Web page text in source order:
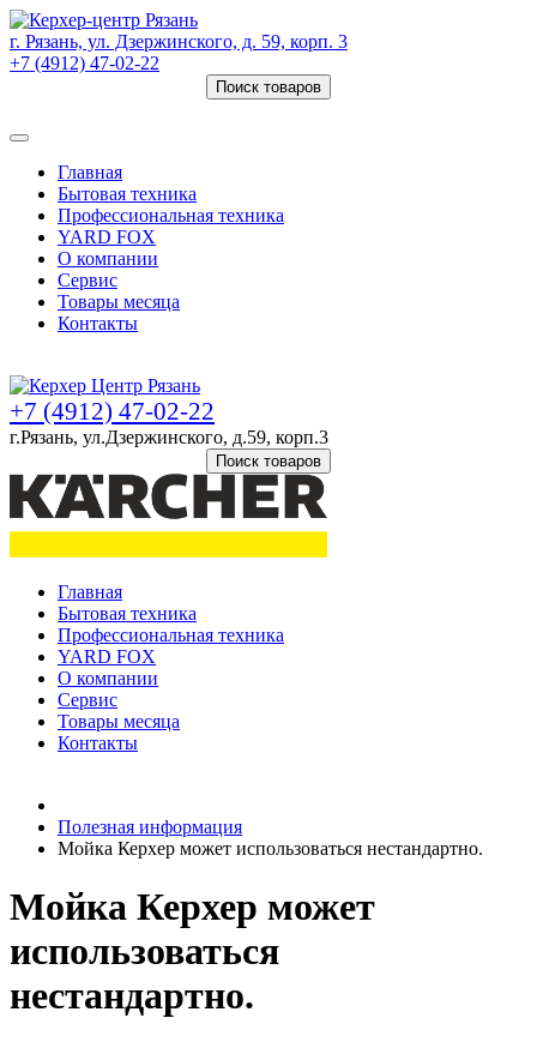
г. Рязань, ул. Дзержинского, д. 59, корп. 3
+7 (4912) 47-02-22
Поиск товаров
Главная
Бытовая техника
Профессиональная техника
YARD FOX
О компании
Сервис
Товары месяца
Контакты
+7 (4912) 47-02-22
г.Рязань, ул.Дзержинского, д.59, корп.3
Поиск товаров
Главная
Бытовая техника
Профессиональная техника
YARD FOX
О компании
Сервис
Товары месяца
Контакты
Полезная информация
Мойка Керхер может использоваться нестандартно.
Мойка Керхер может
использоваться
нестандартно.